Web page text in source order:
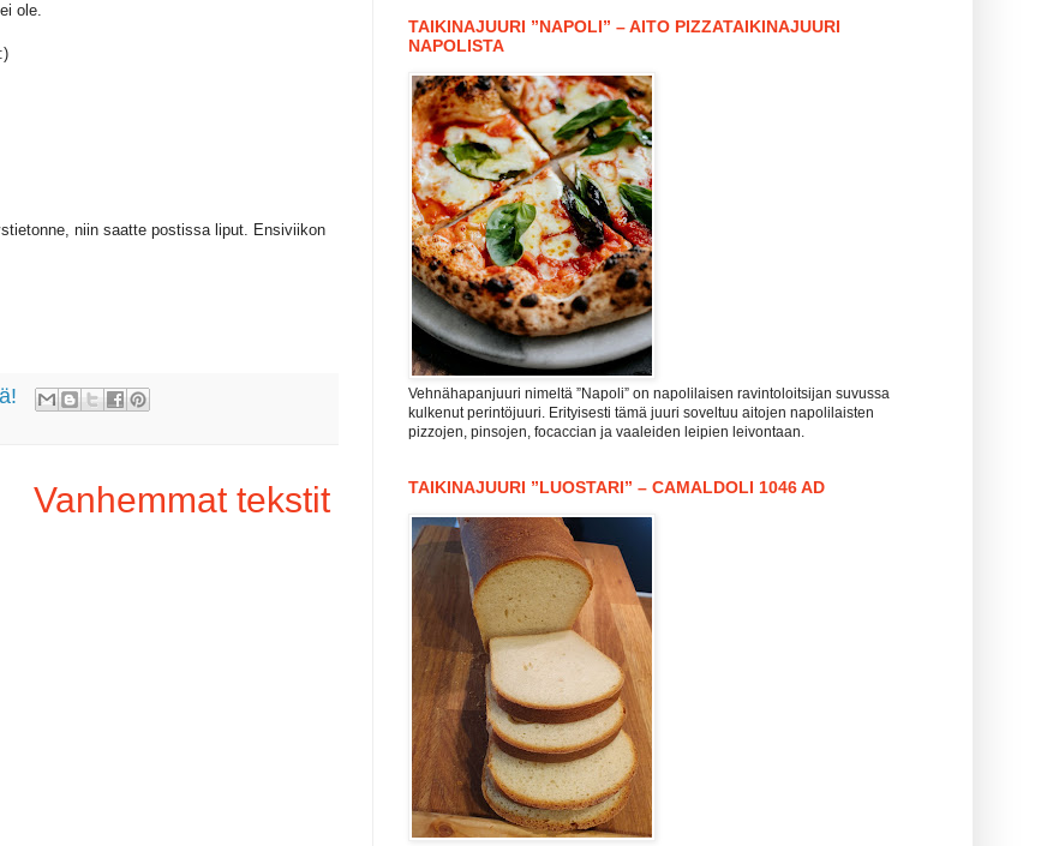
ole.
niin saatte postissa liput. Ensiviikon
Vanhemmat tekstit
TAIKINAJUURI ”NAPOLI” – AITO PIZZATAIKINAJUURI
NAPOLISTA
Vehnähapanjuuri nimeltä ”Napoli” on napolilaisen ravintoloitsijan suvussa
kulkenut perintöjuuri. Erityisesti tämä juuri soveltuu aitojen napolilaisten
pizzojen, pinsojen, focaccian ja vaaleiden leipien leivontaan.
TAIKINAJUURI ”LUOSTARI” – CAMALDOLI 1046 AD